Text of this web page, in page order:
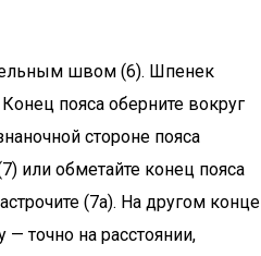
швом (6). Шпенек
пояса оберните вокруг
стороне пояса
обметайте конец пояса
(7а). На другом конце
— точно на расстоянии,